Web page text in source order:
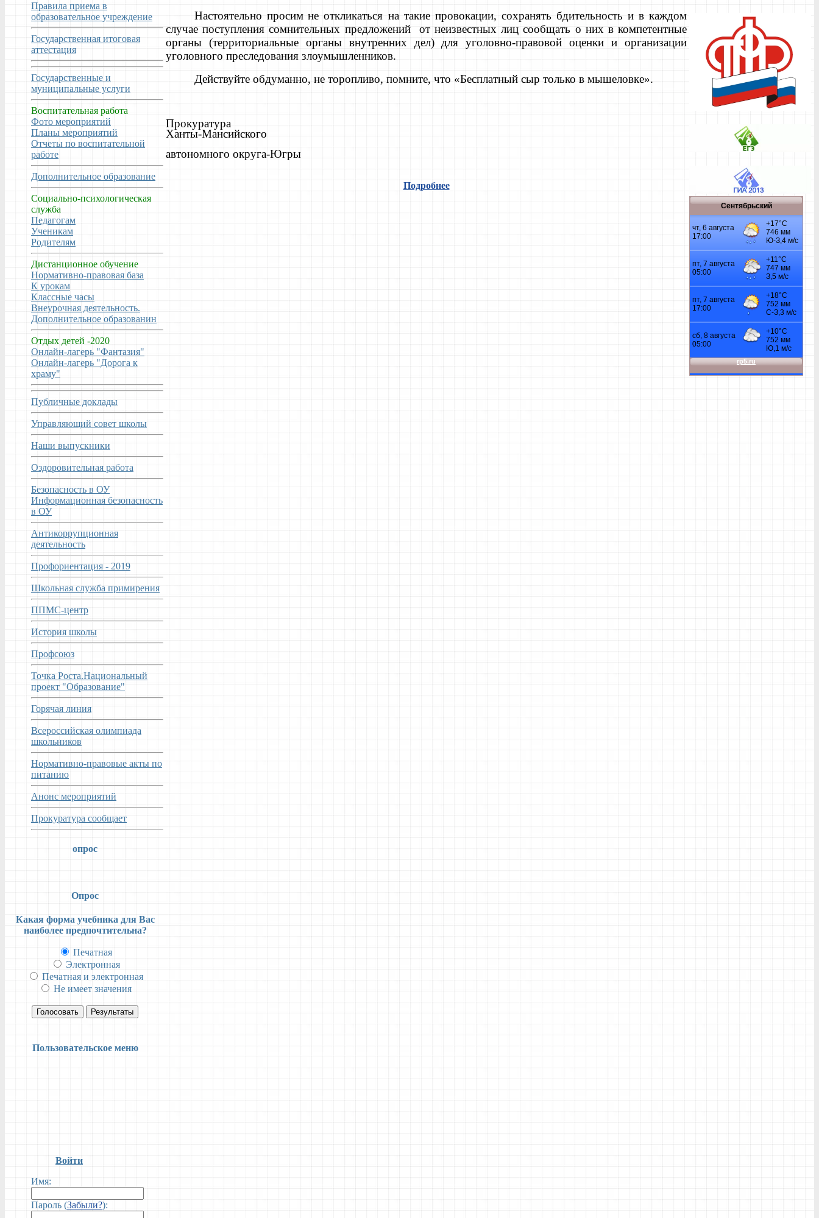
Правила приема в
образовательное учреждение
Государственная итоговая
аттестация
Государственные и
муниципальные услуги
Воспитательная работа
Фото мероприятий
Планы мероприятий
Отчеты по воспитательной
работе
Дополнительное образование
Социально-психологическая
служба
Педагогам
Ученикам
Родителям
Дистанционное обучение
Нормативно-правовая база
К урокам
Классные часы
Внеурочная деятельность.
Дополнительное образованин
Отдых детей -2020
Онлайн-лагерь "Фантазия"
Онлайн-лагерь "Дорога к
храму"
Публичные доклады
Управляющий совет школы
Наши выпускники
Оздоровительная работа
Безопасность в ОУ
Информационная безопасность
в ОУ
Антикоррупционная
деятельность
Профориентация - 2019
Школьная служба примирения
ППМС-центр
История школы
Профсоюз
Точка Роста.Национальный
проект "Образование"
Горячая линия
Всероссийская олимпиада
школьников
Нормативно-правовые акты по
питанию
Анонс мероприятий
Прокуратура сообщает
опрос
Опрос
Какая форма учебника для Вас
наиболее предпочтительна?
Печатная
Электронная
Печатная и электронная
Не имеет значения
Голосовать Результаты
Пользовательское меню
Войти
Имя:
Пароль (Забыли?):
Настоятельно просим не откликаться на такие провокации, сохранять бдительность и в каждом
случае поступления сомнительных предложений от неизвестных лиц сообщать о них в компетентные
органы (территориальные органы внутренних дел) для уголовно-правовой оценки и организации
уголовного преследования злоумышленников.
Действуйте обдуманно, не торопливо, помните, что «Бесплатный сыр только в мышеловке».
Прокуратура
Ханты-Мансийского
автономного округа-Югры
Подробнее
Сентябрьский